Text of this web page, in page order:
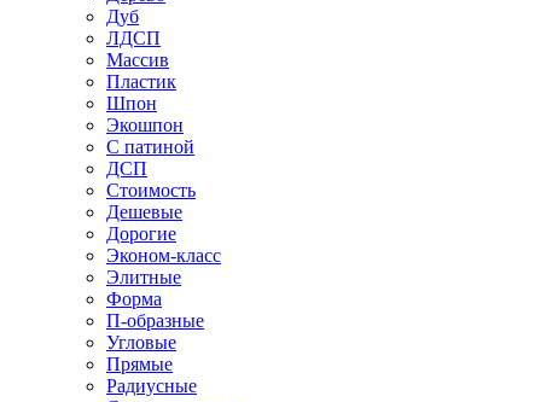
Дуб
ЛДСП
Массив
Пластик
Шпон
Экошпон
С патиной
ДСП
Стоимость
Дешевые
Дорогие
Эконом-класс
Элитные
Форма
П-образные
Угловые
Прямые
Радиусные